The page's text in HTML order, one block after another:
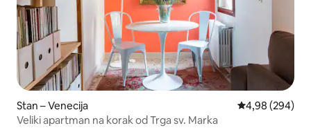
Stan – Venecija Prosječna
4,98 (294)
Veliki apartman na korak od Trga sv. Marka